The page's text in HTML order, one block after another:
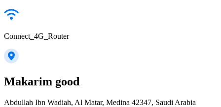
Connect_4G_Router
Makarim good
Abdullah Ibn Wadiah, Al Matar, Medina 42347, Saudi Arabia